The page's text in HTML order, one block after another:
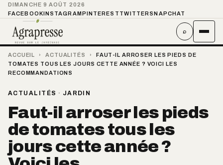
DIMANCHE 9 AOÛT 2026
FACEBOOKINSTAGRAMPINTEREST TWITTER SNAPCHAT
⌕
ACCUEIL › ACTUALITÉS ›
FAUT-IL ARROSER LES PIEDS DE
TOMATES TOUS LES JOURS CETTE ANNÉE ? VOICI LES
RECOMMANDATIONS
ACTUALITÉS · JARDIN
Faut-il arroser les pieds
de tomates tous les
jours cette année ?